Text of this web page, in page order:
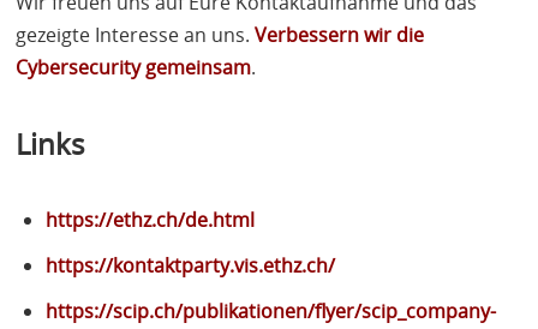
gezeigte Interesse an uns.Verbessern wir die
Cybersecurity gemeinsam.
Links
https://ethz.ch/de.html
https://kontaktparty.vis.ethz.ch/
https://scip.ch/publikationen/flyer/scip_company-